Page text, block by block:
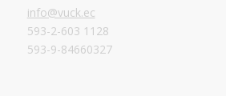
info@vuck.ec
593-2-603 1128
593-9-84660327